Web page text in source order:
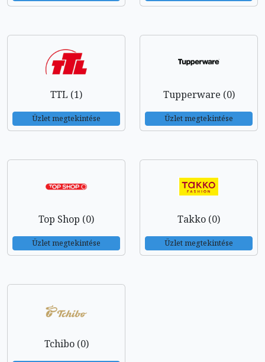
TTL (1)
Üzlet megtekintése
Tupperware (0)
Üzlet megtekintése
Top Shop (0)
Üzlet megtekintése
Takko (0)
Üzlet megtekintése
Tchibo (0)